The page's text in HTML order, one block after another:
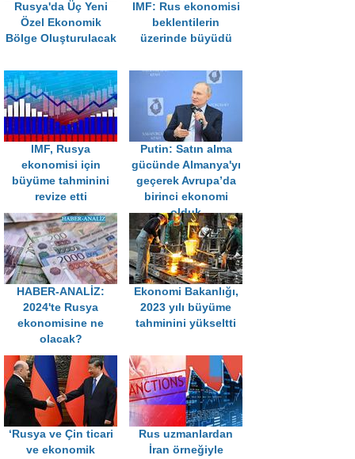
Rusya'da Üç Yeni
Özel Ekonomik
Bölge Oluşturulacak
IMF: Rus ekonomisi
beklentilerin
üzerinde büyüdü
IMF, Rusya
ekonomisi için
büyüme tahminini
revize etti
Putin: Satın alma
gücünde Almanya'yı
geçerek Avrupa’da
birinci ekonomi
olduk
HABER-ANALİZ:
2024'te Rusya
ekonomisine ne
olacak?
Ekonomi Bakanlığı,
2023 yılı büyüme
tahminini yükseltti
‘Rusya ve Çin ticari
ve ekonomik
Rus uzmanlardan
İran örneğiyle